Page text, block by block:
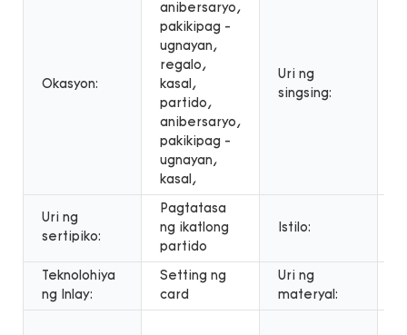
Okasyon:
anibersaryo,
pakikipag -
ugnayan,
regalo,
kasal,
partido,
anibersaryo,
pakikipag -
ugnayan,
kasal,
Uri ng
singsing:
Uri ng
sertipiko:
Pagtatasa
ng ikatlong
partido
Istilo:
Teknolohiya
ng Inlay:
Setting ng
card
Uri ng
materyal: